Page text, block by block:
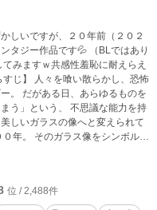
しいですが、２０年前（２０２
タジー作品です💦 （BLではあり
みますｗ共感性羞恥に耐えらえ
。 だがある日、あらゆるものを
う」という、 不思議な能力を持
しいガラスの像へと変えられて
けたのを見て思いついた作品で
位 / 2,488件